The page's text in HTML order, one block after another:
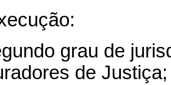
grau de
de Justiça;